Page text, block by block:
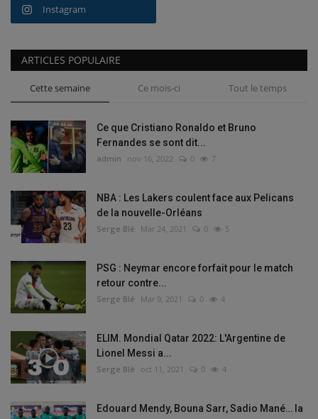
Instagram
ARTICLES POPULAIRE
Cette semaine Ce mois-ci Tout le temps
Ce que Cristiano Ronaldo et Bruno
Fernandes se sont dit...
admin nov 16, 2022 0 7
NBA : Les Lakers coulent face aux Pelicans
de la nouvelle-Orléans
Serge Blé Mar 24, 2021 0 5
PSG : Neymar encore forfait pour le match
retour contre...
Serge Blé Mar 9, 2021 0 4
ELIM. Mondial Qatar 2022: L'Argentine de
Lionel Messi a...
Serge Blé oct 11, 2021 0 4
Edouard Mendy, Bouna Sarr, Sadio Mané… la